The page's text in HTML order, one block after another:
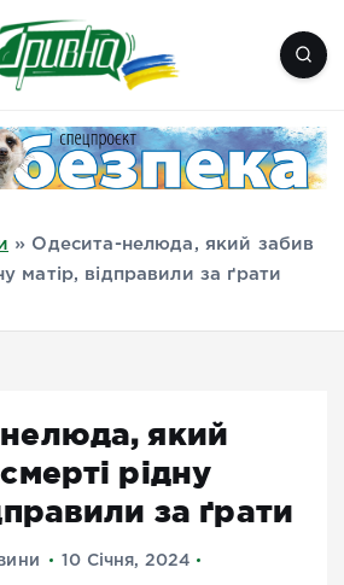
Миколаїв, Одеса, Мелітополь
» Одесита-нелюда, який забив
матір, відправили за ґрати
який
рідну
за ґрати
10 Січня, 2024